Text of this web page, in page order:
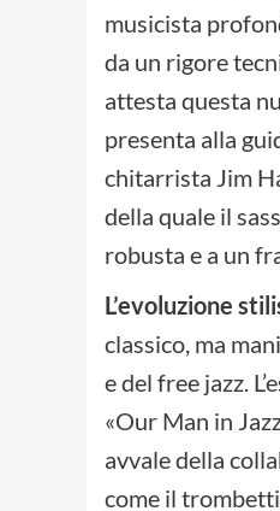
musicista
da un rigore
attesta questa
presenta alla
chitarrista Jim
della quale il
robusta e a un
L’evoluzione
classico, ma
e del free jazz.
«Our Man in
avvale della
come il